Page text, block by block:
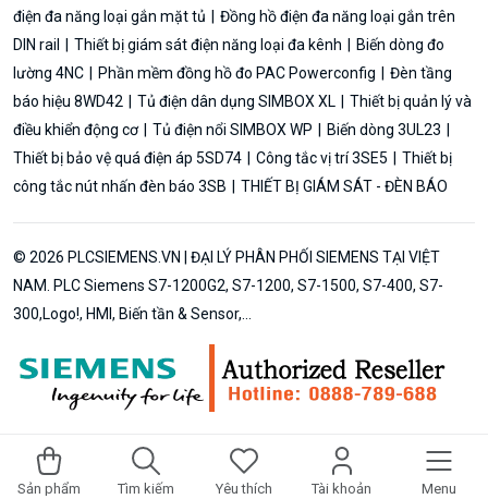
Sản phẩm Tìm kiếm Yêu thích Tài khoản Menu
điện đa năng loại gắn mặt tủ
Đồng hồ điện đa năng loại gắn trên
DIN rail
Thiết bị giám sát điện năng loại đa kênh
Biến dòng đo
lường 4NC
Phần mềm đồng hồ đo PAC Powerconfig
Đèn tầng
báo hiệu 8WD42
Tủ điện dân dụng SIMBOX XL
Thiết bị quản lý và
điều khiển động cơ
Tủ điện nổi SIMBOX WP
Biến dòng 3UL23
Thiết bị bảo vệ quá điện áp 5SD74
Công tắc vị trí 3SE5
Thiết bị
công tắc nút nhấn đèn báo 3SB
THIẾT BỊ GIÁM SÁT - ĐÈN BÁO
© 2026 PLCSIEMENS.VN | ĐẠI LÝ PHÂN PHỐI SIEMENS TẠI VIỆT
NAM. PLC Siemens S7-1200G2, S7-1200, S7-1500, S7-400, S7-
300,Logo!, HMI, Biến tần & Sensor,...